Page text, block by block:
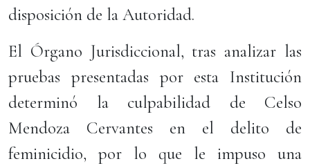
disposición de la Autoridad.
El Órgano Jurisdiccional, tras analizar las
pruebas presentadas por esta Institución
determinó la culpabilidad de Celso
Mendoza Cervantes en el delito de
feminicidio, por lo que le impuso una